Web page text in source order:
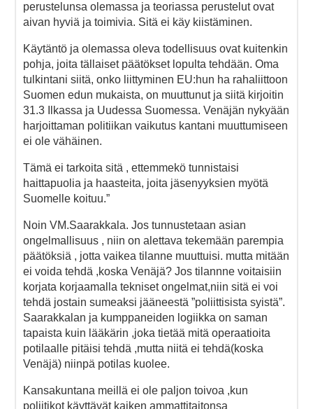
perustelunsa olemassa ja teoriassa perustelut ovat
aivan hyviä ja toimivia. Sitä ei käy kiistäminen.
Käytäntö ja olemassa oleva todellisuus ovat kuitenkin
pohja, joita tällaiset päätökset lopulta tehdään. Oma
tulkintani siitä, onko liittyminen EU:hun ha rahaliittoon
Suomen edun mukaista, on muuttunut ja siitä kirjoitin
31.3 Ilkassa ja Uudessa Suomessa. Venäjän nykyään
harjoittaman politiikan vaikutus kantani muuttumiseen
ei ole vähäinen.
Tämä ei tarkoita sitä , ettemmekö tunnistaisi
haittapuolia ja haasteita, joita jäsenyyksien myötä
Suomelle koituu.”
Noin VM.Saarakkala. Jos tunnustetaan asian
ongelmallisuus , niin on alettava tekemään parempia
päätöksiä , jotta vaikea tilanne muuttuisi. mutta mitään
ei voida tehdä ,koska Venäjä? Jos tilannne voitaisiin
korjata korjaamalla tekniset ongelmat,niin sitä ei voi
tehdä jostain sumeaksi jääneestä ”poliittisista syistä”.
Saarakkalan ja kumppaneiden logiikka on saman
tapaista kuin lääkärin ,joka tietää mitä operaatioita
potilaalle pitäisi tehdä ,mutta niitä ei tehdä(koska
Venäjä) niinpä potilas kuolee.
Kansakuntana meillä ei ole paljon toivoa ,kun
poliitikot käyttävät kaiken ammattitaitonsa